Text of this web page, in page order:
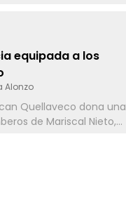
equipada a los
Alonzo
Quellaveco dona una
de Mariscal Nieto,...